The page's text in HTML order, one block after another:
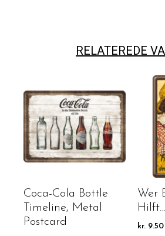
RELATEREDE
Coca-Cola Bottle
Timeline, Metal
Postcard
Wer
kr. 9.50